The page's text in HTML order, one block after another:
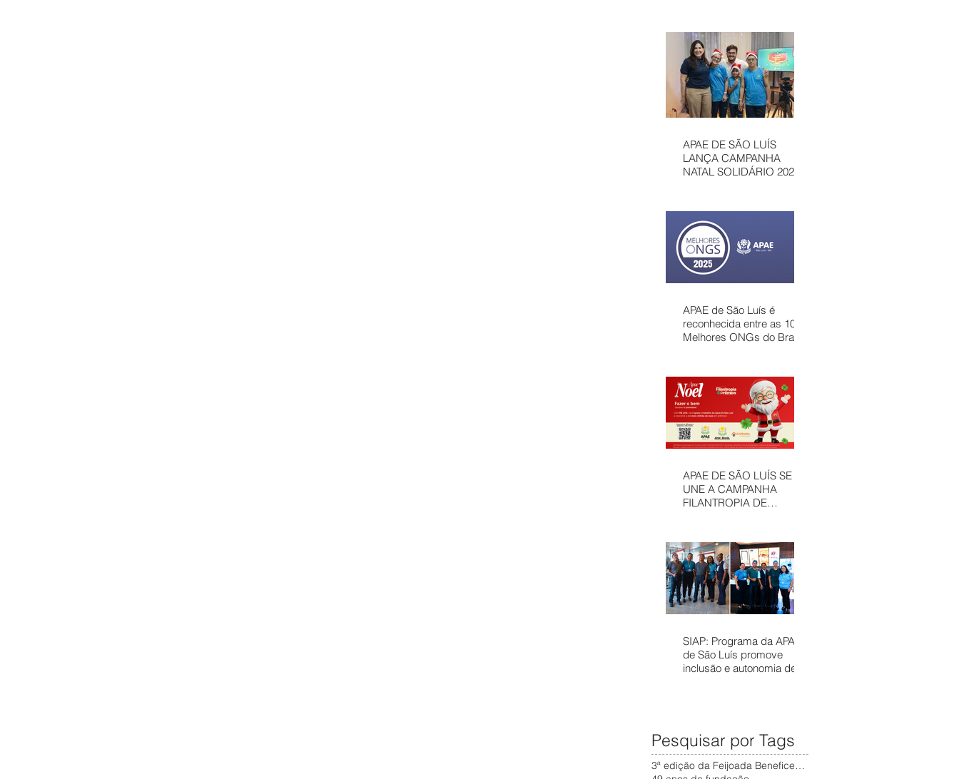
APAE DE SÃO LUÍS
LANÇA CAMPANHA
NATAL SOLIDÁRIO 2025
COMUNIDADE E
FORTALECER
ATENDIMENTOS
GRATUITOS NO
MARANHÃO
APAE de São Luís é
reconhecida entre as 100
Melhores ONGs do Brasil
APAE DE SÃO LUÍS SE
UNE A CAMPANHA
FILANTROPIA DE
SERVIÇOS
ASSISTÊNCIAIS
SIAP: Programa da APAE
de São Luís promove
inclusão e autonomia de
Pesquisar por Tags
3ª edição da Feijoada Beneficente da APAE